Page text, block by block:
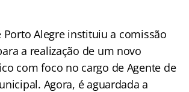
Porto Alegre instituiu a comissão
a realização de um novo
com foco no cargo de Agente de
Agora, é aguardada a